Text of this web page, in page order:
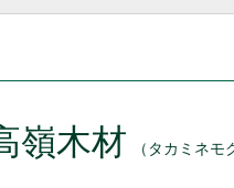
嶺木材 （タカミネモ